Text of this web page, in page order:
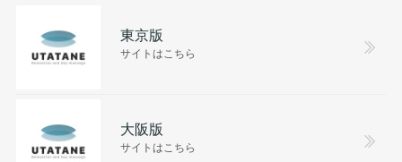
東京版
サイトはこちら
大阪版
サイトはこちら